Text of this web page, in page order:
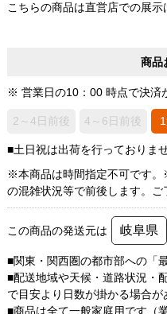
こちらの商品は直営店での展示
商品
※ 営業日の10：00 時点で決済
2～4日前後 4～6日前後
■土日祝は出荷を行っておりま
※本商品は時間指定不可です
の混雑状況等で前後します。ご
この商品の発送元は 岐阜県
■関東・関西圏の都市部への「
■配送地域や天候・道路状況・
で目安より日数が掛かる場合が
■商品は全て一般家庭用です（